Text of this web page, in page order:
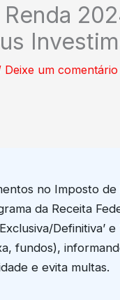
Deixe um comentário
no Imposto
da Receita
Definitiva’
fundos),
e evita multas.